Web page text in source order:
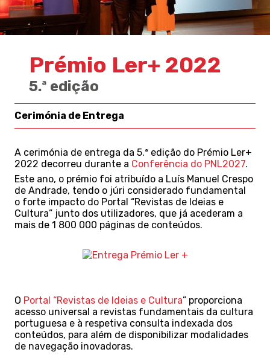
Prémio Ler+ 2022
5.ª edição
Cerimónia de Entrega
A cerimónia de entrega da 5.ª edição do Prémio Ler+
2022 decorreu durante a Conferência do PNL2027.
Este ano, o prémio foi atribuído a Luís Manuel Crespo
de Andrade, tendo o júri considerado fundamental
o forte impacto do Portal “Revistas de Ideias e
Cultura” junto dos utilizadores, que já acederam a
mais de 1 800 000 páginas de conteúdos.
O Portal “Revistas de Ideias e Cultura” proporciona
acesso universal a revistas fundamentais da cultura
portuguesa e à respetiva consulta indexada dos
conteúdos, para além de disponibilizar modalidades
de navegação inovadoras.